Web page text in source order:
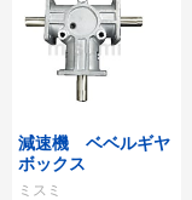
減速機 ベベルギヤ
ボックス
ミスミ